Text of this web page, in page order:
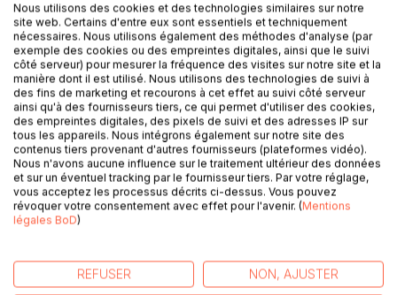
DESCRIPTION
Quand la plume s'empare de la poésie, l'encre coule,
s'aventure seule pour écrire sur le papier...
La magie des mots venant du coeur viendra transformer
celui qui les lira...
AUTEUR(S)
Nous utilisons des cookies et des technologies similaires sur notre
site web. Certains d'entre eux sont essentiels et techniquement
nécessaires. Nous utilisons également des méthodes d'analyse (par
exemple des cookies ou des empreintes digitales, ainsi que le suivi
côté serveur) pour mesurer la fréquence des visites sur notre site et la
manière dont il est utilisé. Nous utilisons des technologies de suivi à
des fins de marketing et recourons à cet effet au suivi côté serveur
ainsi qu'à des fournisseurs tiers, ce qui permet d'utiliser des cookies,
des empreintes digitales, des pixels de suivi et des adresses IP sur
tous les appareils. Nous intégrons également sur notre site des
contenus tiers provenant d'autres fournisseurs (plateformes vidéo).
Nous n'avons aucune influence sur le traitement ultérieur des données
et sur un éventuel tracking par le fournisseur tiers. Par votre réglage,
vous acceptez les processus décrits ci-dessus. Vous pouvez
révoquer votre consentement avec effet pour l'avenir. (Mentions
légales BoD)
REFUSER NON, AJUSTER